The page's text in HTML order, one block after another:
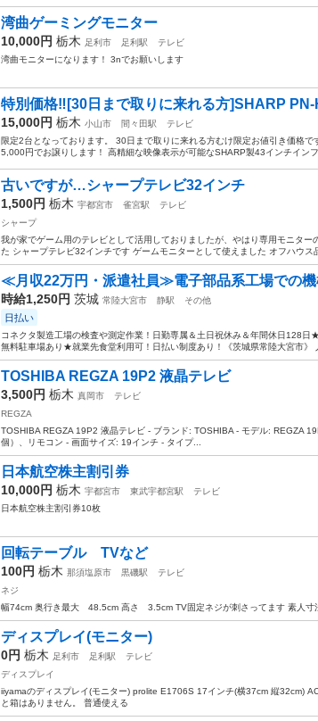
湾曲ゲーミングモニター
10,000円 栃木 足利市 足利駅
テレビ
湾曲モニターになります！ 3nでお願いします
特別価格‼︎[30日まで取りに来れる方]SHARP PN-
15,000円 栃木 小山市 間々田駅
テレビ
限定2台となっております。 30日まで取りに来れる方むけ限定お値引き価格
5,000円でお譲りします！ 高精細な映像表示が可能なSHARP製43インチイン
古いですが…シャープテレビ32インチ
1,500円 栃木 宇都宮市 雀宮駅
テレビ
シャープ
我が家でゲーム用のテレビとして活用しておりましたが、やはり専用モニター
た シャープテレビ32インチです ゲームモニターとして使えました オフハウス
≪月収22万円・派遣社員≫電子部品系工場での機
時給1,250円 茨城 常陸大宮市 静駅 その他
日払い
コネクタ製造工場の検査や測定作業！日勤専属＆土日祝休み＆年間休日128
無料駐車場あり★就業先食堂利用可！日払い制度あり！《茨城県常陸大宮市》
TOSHIBA REGZA 19P2 液晶テレビ
3,500円 栃木 真岡市
テレビ
REGZA
TOSHIBA REGZA 19P2 液晶テレビ - ブランド: TOSHIBA - モデル: REGZA
個）、リモコン - 画面サイズ: 19インチ - タイプ...
日本航空株主割引券
10,000円 栃木 宇都宮市 東武宇都宮駅
テレビ
日本航空株主割引券10枚
回転テーブル TVなど
100円 栃木 那須塩原市 黒磯駅
テレビ
ネジ
幅74cm 奥行き最大 48.5cm 高さ 3.5cm TV固定ネジが刺さってます 素人寸
ディスプレイ(モニター)
0円 栃木 足利市 足利駅
テレビ
ディスプレイ
iiyamaのディスプレイ(モニター) prolite E1706S 17インチ(横37cm 縦32cm)
と箱はありません。 普通使える